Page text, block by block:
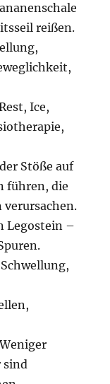
reißen.
Ice,
Stöße auf
führen, die
verursachen.
Legostein –
sind